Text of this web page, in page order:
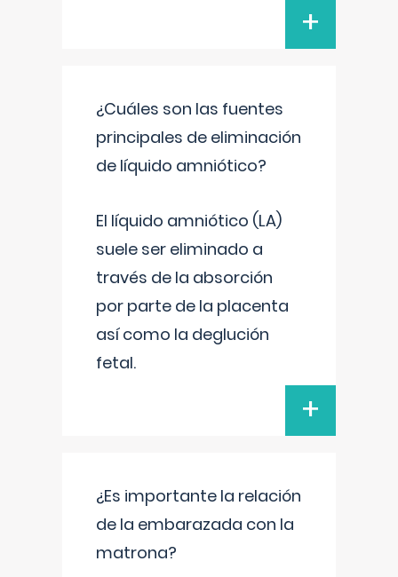
+
¿Cuáles son las fuentes
principales de eliminación
de líquido amniótico?
El líquido amniótico (LA)
suele ser eliminado a
través de la absorción
por parte de la placenta
así como la deglución
fetal.
+
¿Es importante la relación
de la embarazada con la
matrona?